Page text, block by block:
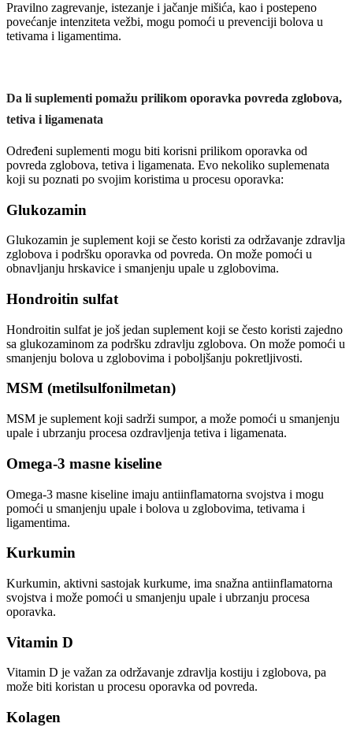
Pravilno zagrevanje, istezanje i jačanje mišića, kao i postepeno
povećanje intenziteta vežbi, mogu pomoći u prevenciji bolova u
tetivama i ligamentima.
Da li suplementi pomažu prilikom oporavka povreda zglobova,
tetiva i ligamenata
Određeni suplementi mogu biti korisni prilikom oporavka od
povreda zglobova, tetiva i ligamenata. Evo nekoliko suplemenata
koji su poznati po svojim koristima u procesu oporavka:
Glukozamin
Glukozamin je suplement koji se često koristi za održavanje zdravlja
zglobova i podršku oporavka od povreda. On može pomoći u
obnavljanju hrskavice i smanjenju upale u zglobovima.
Hondroitin sulfat
Hondroitin sulfat je još jedan suplement koji se često koristi zajedno
sa glukozaminom za podršku zdravlju zglobova. On može pomoći u
smanjenju bolova u zglobovima i poboljšanju pokretljivosti.
MSM (metilsulfonilmetan)
MSM je suplement koji sadrži sumpor, a može pomoći u smanjenju
upale i ubrzanju procesa ozdravljenja tetiva i ligamenata.
Omega-3 masne kiseline
Omega-3 masne kiseline imaju antiinflamatorna svojstva i mogu
pomoći u smanjenju upale i bolova u zglobovima, tetivama i
ligamentima.
Kurkumin
Kurkumin, aktivni sastojak kurkume, ima snažna antiinflamatorna
svojstva i može pomoći u smanjenju upale i ubrzanju procesa
oporavka.
Vitamin D
Vitamin D je važan za održavanje zdravlja kostiju i zglobova, pa
može biti koristan u procesu oporavka od povreda.
Kolagen